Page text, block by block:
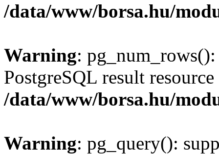
/data/www/borsa.hu/
Warning:
PostgreSQL result
/data/www/borsa.hu/
Warning: pg_query():